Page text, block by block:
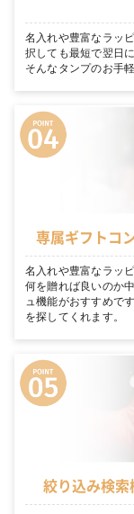
名入れや豊富なラッ
択しても最短で翌日
そんなタンプのお手
専属ギフトコ
名入れや豊富なラッ
何を贈れば良いのか
ュ機能がおすすめで
を探してくれます。
絞り込み検